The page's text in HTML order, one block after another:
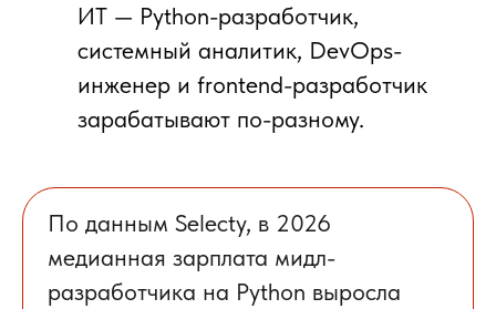
ИТ — Python-разработчик,
системный аналитик, DevOps-
инженер и frontend-разработчик
зарабатывают по-разному.
По данным Selecty, в 2026
медианная зарплата мидл-
разработчика на Python выросла